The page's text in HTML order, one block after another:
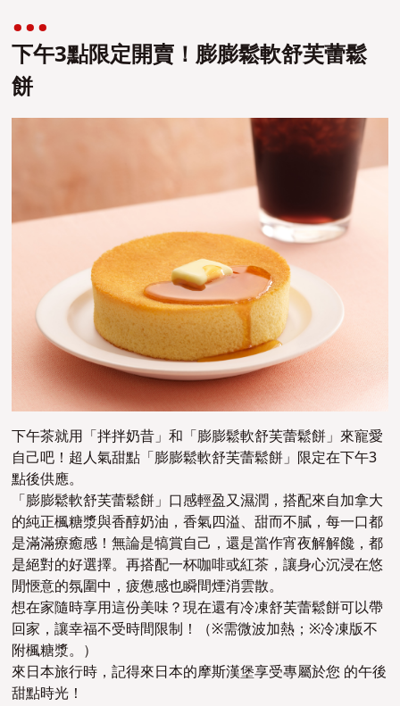
下午3點限定開賣！膨膨鬆軟舒芙蕾鬆
餅
下午茶就用「拌拌奶昔」和「膨膨鬆軟舒芙蕾鬆餅」來寵愛
自己吧！超人氣甜點「膨膨鬆軟舒芙蕾鬆餅」限定在下午3
點後供應。
「膨膨鬆軟舒芙蕾鬆餅」口感輕盈又濕潤，搭配來自加拿大
的純正楓糖漿與香醇奶油，香氣四溢、甜而不膩，每一口都
是滿滿療癒感！無論是犒賞自己，還是當作宵夜解解饞，都
是絕對的好選擇。再搭配一杯咖啡或紅茶，讓身心沉浸在悠
閒愜意的氛圍中，疲憊感也瞬間煙消雲散。
想在家隨時享用這份美味？現在還有冷凍舒芙蕾鬆餅可以帶
回家，讓幸福不受時間限制！（※需微波加熱；※冷凍版不
附楓糖漿。）
來日本旅行時，記得來日本的摩斯漢堡享受專屬於您 的午後
甜點時光！